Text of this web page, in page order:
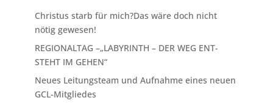
Christus starb für mich?Das wäre doch nicht
nötig gewesen!
REGIONALTAG –„LABYRINTH – DER WEG ENT-
STEHT IM GEHEN“
Neues Leitungsteam und Aufnahme eines neuen
GCL-Mitgliedes